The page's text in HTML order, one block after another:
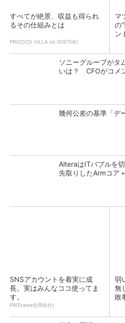
すべてが絶景、収益も得られ
るその仕組みとは
PR(COCO VILLA on GOETHE)
マ
の
ン
ソニーグループがタ
いは？ CFOがコメ
幾何公差の基準「デ
AlteraはITバブルを
先取りしたArmコア
SNSアカウントを着実に成
長。実はみんなココ使ってま
す。
PR(Dreaw合同会社)
弱
無
敗